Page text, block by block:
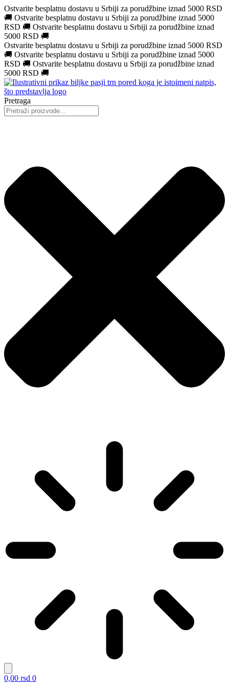
Ostvarite besplatnu dostavu u Srbiji za porudžbine iznad 5000 RSD
🚚 Ostvarite besplatnu dostavu u Srbiji za porudžbine iznad 5000
RSD 🚚 Ostvarite besplatnu dostavu u Srbiji za porudžbine iznad
5000 RSD 🚚
Ostvarite besplatnu dostavu u Srbiji za porudžbine iznad 5000 RSD
🚚 Ostvarite besplatnu dostavu u Srbiji za porudžbine iznad 5000
RSD 🚚 Ostvarite besplatnu dostavu u Srbiji za porudžbine iznad
5000 RSD 🚚
Pretraga
0,00 rsd 0